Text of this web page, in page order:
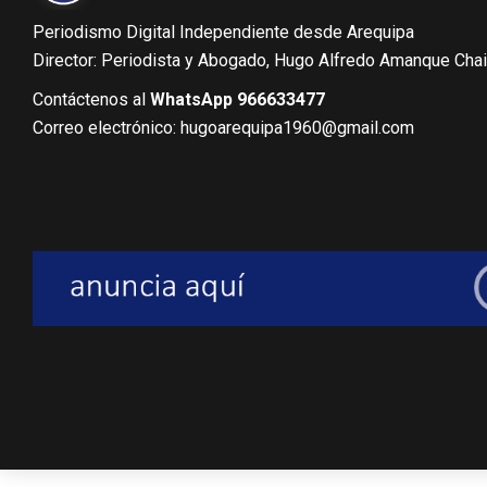
Periodismo Digital Independiente desde Arequipa
Director: Periodista y Abogado, Hugo Alfredo Amanque
Contáctenos al WhatsApp 966633477
Correo electrónico: hugoarequipa1960@gmail.com